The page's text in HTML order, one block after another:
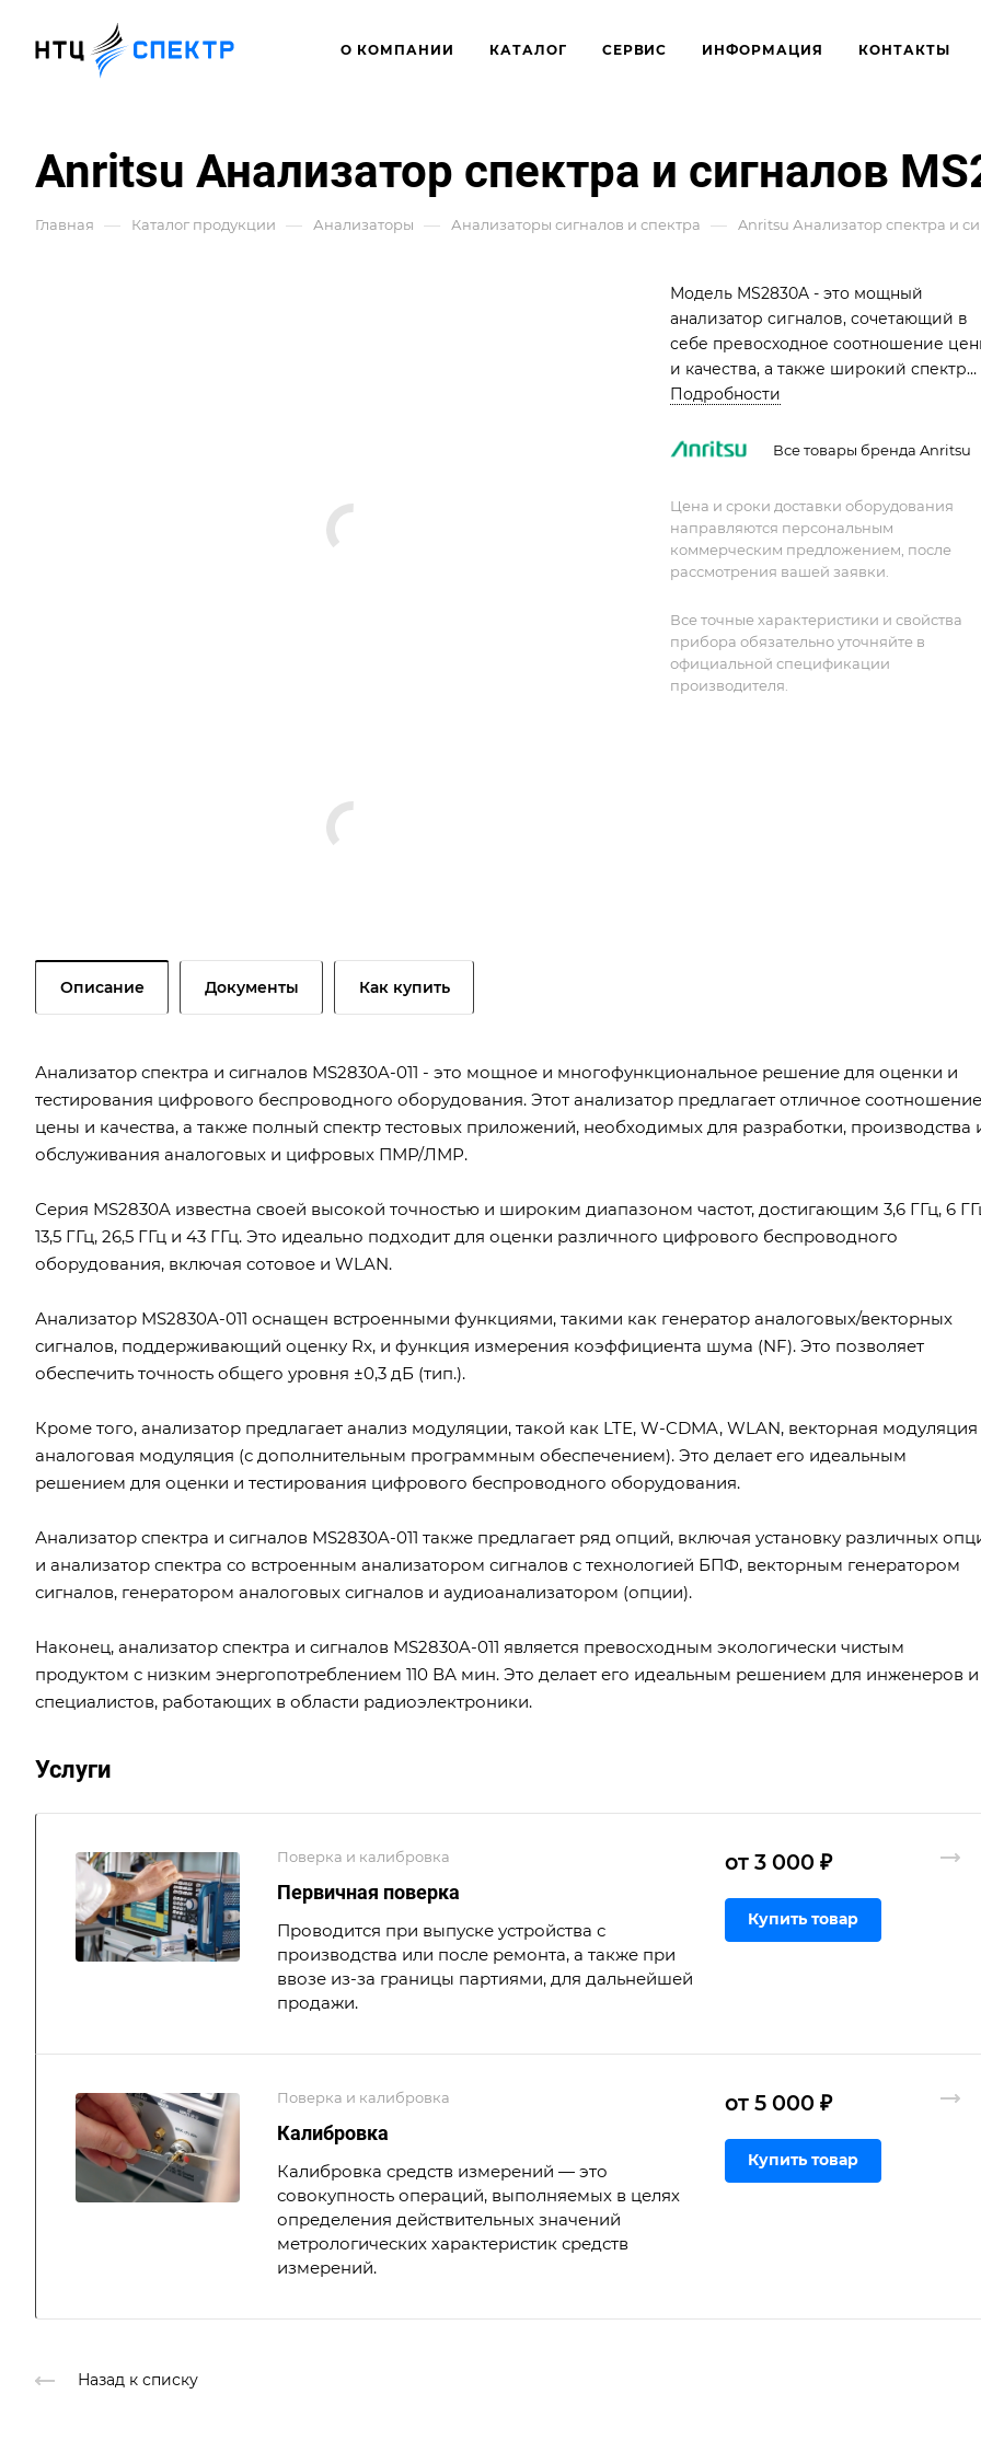
О КОМПАНИИ КАТАЛОГ СЕРВИС ИНФОРМАЦИЯ КОНТАКТЫ
Anritsu Анализатор спектра и сигналов
Главная — Каталог продукции — Анализаторы — Анализаторы сигналов и спектра — Anritsu Анализатор спектра и
Модель MS2830A - это мощный
анализатор сигналов, сочетающий в
себе превосходное соотношение
и качества, а также широкий спектр
тестовых приложений. MS2830A-011
диска, что обеспечивает увеличенное
производительность. Этот
многофункциональный инструмент
идеально подходит для различных
радиоэлектронных задач, включая
оборудования и разработку систем.
Подробности
Все товары бренда Anritsu
Цена и сроки доставки оборудования
направляются персональным
коммерческим предложением, после
рассмотрения вашей заявки.
Все точные характеристики и свойства
прибора обязательно уточняйте в
официальной спецификации
производителя.
Описание Документы Как купить
Анализатор спектра и сигналов MS2830A-011 - это мощное и многофункциональное решение для оценки и
тестирования цифрового беспроводного оборудования. Этот анализатор предлагает отличное соотношение
цены и качества, а также полный спектр тестовых приложений, необходимых для разработки, производства
обслуживания аналоговых и цифровых ПМР/ЛМР.
Серия MS2830A известна своей высокой точностью и широким диапазоном частот, достигающим 3,6 ГГц, 6
13,5 ГГц, 26,5 ГГц и 43 ГГц. Это идеально подходит для оценки различного цифрового беспроводного
оборудования, включая сотовое и WLAN.
Анализатор MS2830A-011 оснащен встроенными функциями, такими как генератор аналоговых/векторных
сигналов, поддерживающий оценку Rx, и функция измерения коэффициента шума (NF). Это позволяет
обеспечить точность общего уровня ±0,3 дБ (тип.).
Кроме того, анализатор предлагает анализ модуляции, такой как LTE, W-CDMA, WLAN, векторная
аналоговая модуляция (с дополнительным программным обеспечением). Это делает его идеальным
решением для оценки и тестирования цифрового беспроводного оборудования.
Анализатор спектра и сигналов MS2830A-011 также предлагает ряд опций, включая установку различных
и анализатор спектра со встроенным анализатором сигналов с технологией БПФ, векторным генератором
сигналов, генератором аналоговых сигналов и аудиоанализатором (опции).
Наконец, анализатор спектра и сигналов MS2830A-011 является превосходным экологически чистым
продуктом с низким энергопотреблением 110 ВА мин. Это делает его идеальным решением для инженеров и
специалистов, работающих в области радиоэлектроники.
Услуги
Поверка и калибровка
Первичная поверка
Проводится при выпуске устройства с
производства или после ремонта, а также при
ввозе из-за границы партиями, для дальнейшей
продажи.
от 3 000 ₽
Купить товар
Поверка и калибровка
Калибровка
Калибровка средств измерений — это
совокупность операций, выполняемых в целях
определения действительных значений
метрологических характеристик средств
измерений.
от 5 000 ₽
Купить товар
Назад к списку